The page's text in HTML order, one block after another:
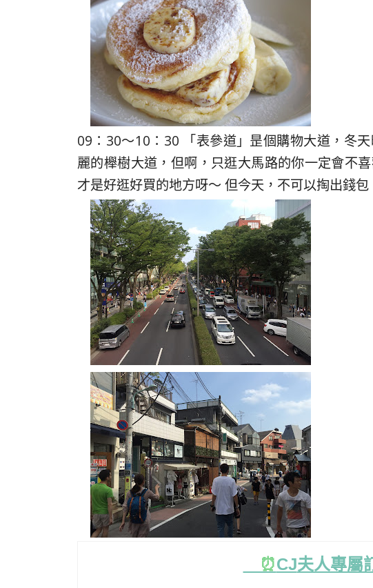
09：30～10：30 「表參道」昰個購物大道，冬
麗的櫸樹大道，但啊，只逛大馬路的你一定會不
才是好逛好買的地方呀～ 但今天，不可以掏出錢包
⏰CJ夫人專屬